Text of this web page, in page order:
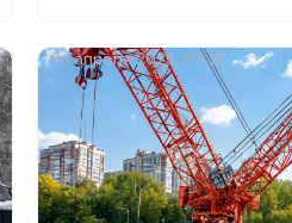
06 апреля 2025, 00:18